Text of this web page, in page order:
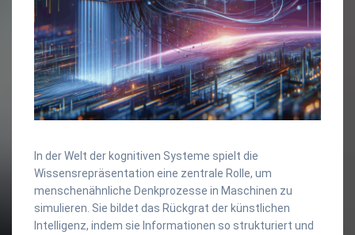
In der Welt der kognitiven Systeme spielt die
Wissensrepräsentation eine zentrale Rolle, um
menschenähnliche Denkprozesse in Maschinen zu
simulieren. Sie bildet das Rückgrat der künstlichen
Intelligenz, indem sie Informationen so strukturiert und